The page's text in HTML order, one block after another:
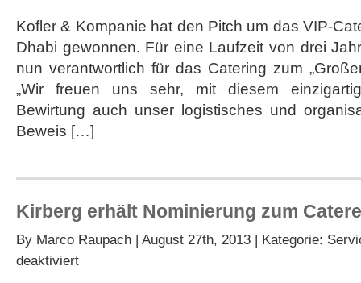
Kompanie
übernimmt
für
Formel
in
Kofler & Kompanie hat den Pitch um das VIP-
Dhabi gewonnen. Für eine Laufzeit von drei
nun verantwortlich für das Catering zum
„Wir freuen uns sehr, mit diesem
Bewirtung auch unser logistisches und
Beweis […]
Kirberg erhält Nominierung zum
By Marco Raupach | August 27th, 2013 | Kategorie:
deaktiviertfür